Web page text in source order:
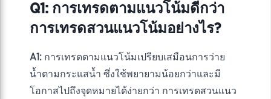
Q1: การเทรดตามแนวโน้มดีกว่า
การเทรดสวนแนวโน้มอย่างไร?
A1: การเทรดตามแนวโน้มเปรียบเสมือนการว่าย
น้ำตามกระแสน้ำ ซึ่งใช้พยายามน้อยกว่าและมี
โอกาสไปถึงจุดหมายได้ง่ายกว่า การเทรดสวนแนว